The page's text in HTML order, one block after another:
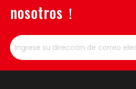
nosotros！